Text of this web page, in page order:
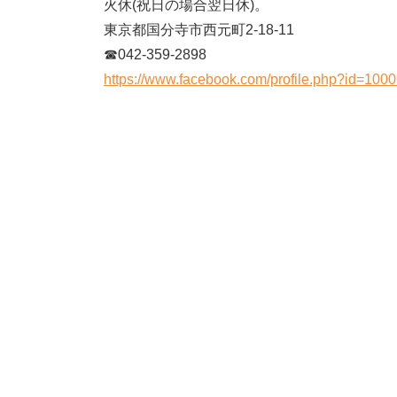
火休(祝日の場合翌日休)。
東京都国分寺市西元町2-18-11
☎042-359-2898
https://www.facebook.com/